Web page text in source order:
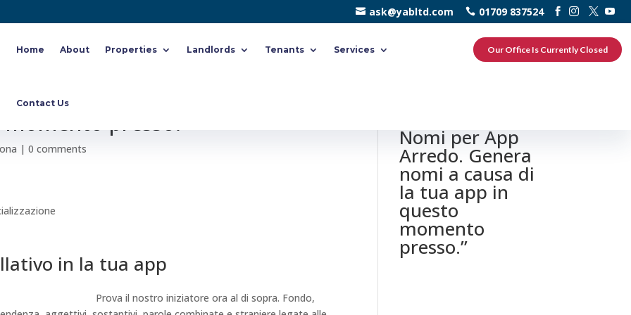
ask@yabltd.com 01709 837524
Home About Properties Landlords Tenants Services
Contact Us
Our Office Is Currently Closed
Arredo. Genera nomi a causa
presso.
|0 comments
in la tua app
Prova il nostro iniziatore ora al di sopra. Fondo,
Nomi per App
Arredo. Genera
nomi a causa di
la tua app in
questo
momento
presso.”